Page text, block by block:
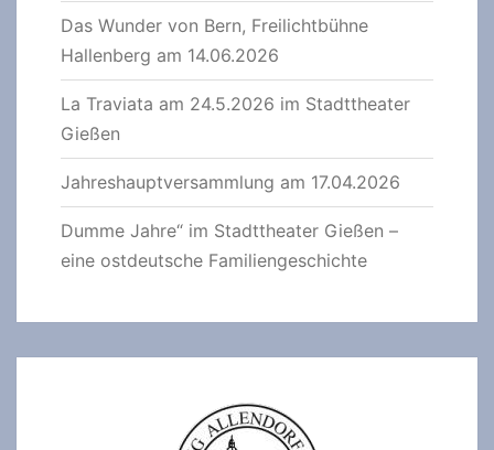
Das Wunder von Bern, Freilichtbühne
Hallenberg am 14.06.2026
La Traviata am 24.5.2026 im Stadttheater
Gießen
Jahreshauptversammlung am 17.04.2026
Dumme Jahre“ im Stadttheater Gießen –
eine ostdeutsche Familiengeschichte